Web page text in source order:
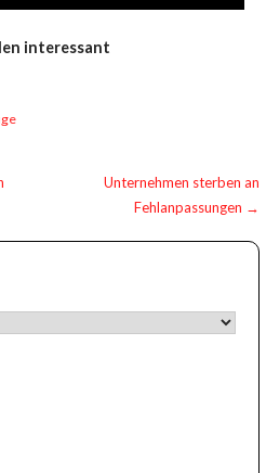
interessant
Unternehmen sterben an
Fehlanpassungen →